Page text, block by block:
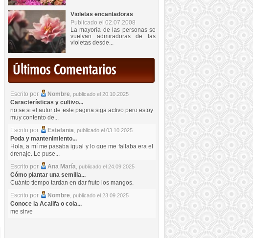
Violetas encantadoras
Publicado el 02.07.2008
La mayoría de las personas se
vuelvan admiradoras de las
violetas desde...
Últimos Comentarios
Escrito por Nombre, publicado el 20.10.2025
Características y cultivo...
no se si el autor de este pagina siga activo pero estoy
muy contento de...
Escrito por
Estefania, publicado el 03.10.2025
Poda y mantenimiento...
Hola, a mí me pasaba igual y lo que me fallaba era el
drenaje. Le puse...
Escrito por
Ana María, publicado el 24.09.2025
Cómo plantar una semilla...
Cuánto tiempo tardan en dar fruto los mangos.
Escrito por
Nombre, publicado el 23.09.2025
Conoce la Acalifa o cola...
me sirve